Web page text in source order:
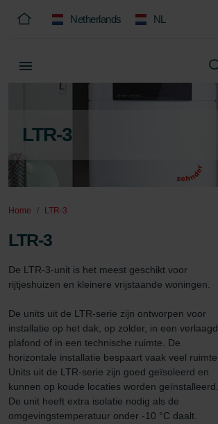
Netherlands NL
LTR-3
Home LTR-3
LTR-3
De LTR-3-unit is het meest geschikt voor
rijtjeshuizen en kleinere vrijstaande woningen.
De units uit de LTR-serie zijn ontworpen voor
installatie op het dak, op zolder, in een verlaagd
plafond of in een technische ruimte. De
horizontale installatie bespaart vaak veel ruimte.
Units uit de LTR-serie zijn goed geïsoleerd en
kunnen op koude locaties worden geïnstalleerd.
De unit heeft extra isolatie nodig als de
omgevingstemperatuur onder -10 °C daalt.